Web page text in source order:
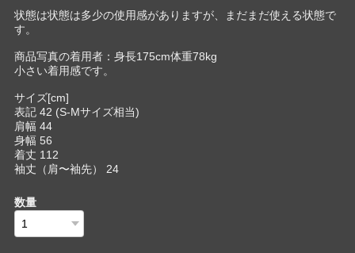
状態は状態は多少の使用感がありますが、まだまだ使える状態で
す。
商品写真の着用者：身長175cm体重78kg
小さい着用感です。
サイズ[cm]
表記 42 (S-Mサイズ相当)
肩幅 44
身幅 56
着丈 112
袖丈（肩〜袖先） 24
数量